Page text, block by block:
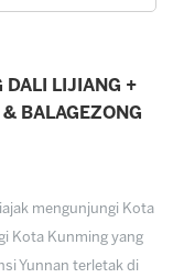
DALI LIJIANG +
BALAGEZONG
mengunjungi Kota
Kota Kunming yang
Yunnan terletak di